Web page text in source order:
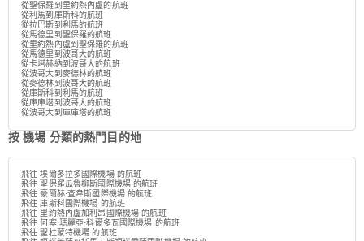
從聖保羅到里約熱內盧的航班
從利馬到庫斯科的航班
從拉巴斯到利馬的航班
從馬德里到聖保羅的航班
從里約熱內盧到聖保羅的航班
從馬德里到波哥大的航班
從卡塔赫納到波哥大的航班
從波哥大到麥德林的航班
從麥德林到波哥大的航班
從庫斯科到利馬的航班
從庫庫塔到波哥大的航班
從波哥大到庫庫塔的航班
按 機場 分類的熱門目的地
飛往 埃爾多拉多國際機場 的航班
飛往 聖保羅瓜魯柳斯國際機場 的航班
飛往 豪爾赫·查韋斯國際機場 的航班
飛往 庫斯科國際機場 的航班
飛往 里約熱內盧加利昂國際機場 的航班
飛往 何塞·瑪麗亞·科爾多瓦國際機場 的航班
飛往 聖杜蒙特機場 的航班